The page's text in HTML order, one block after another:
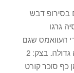
בסירופ דבש
גרגו
העוואמס שגם
חמותי הכינה כ מ ס ו ר ת ונזללו בהנאה גדולה. בצק: 2
2 כפות שמן כף סוכר קורט